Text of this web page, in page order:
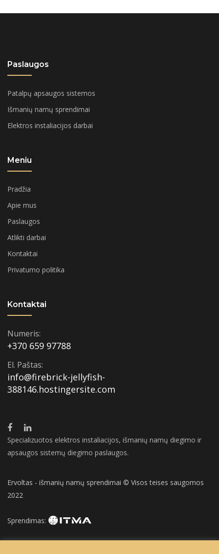
Paslaugos
Patalpų apsaugos sistemos
Išmanių namų sprendimai
Elektros instaliacijos darbai
Meniu
Pradžia
Apie mus
Paslaugos
Atlikti darbai
Kontaktai
Privatumo politika
Kontaktai
Numeris:
+370 659 97788
El. Paštas:
info@firebrick-jellyfish-
388146.hostingersite.com
Specializuotos elektros instaliacijos, išmanių namų diegimo ir
apsaugos sistemų diegimo paslaugos.
Ervoltas - išmanių namų sprendimai © Visos teises saugomos
2022
Sprendimas: